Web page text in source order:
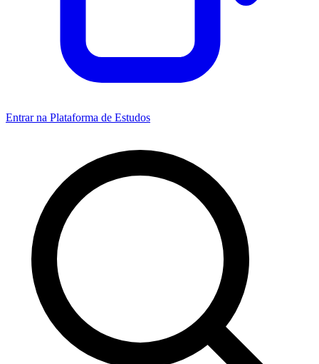
Entrar na Plataforma de Estudos